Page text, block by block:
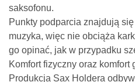
saksofonu.
Punkty podparcia znajdują
muzyka, więc nie obciąża
go opinać, jak w przypadku
Komfort fizyczny oraz komfort
Produkcja Sax Holdera